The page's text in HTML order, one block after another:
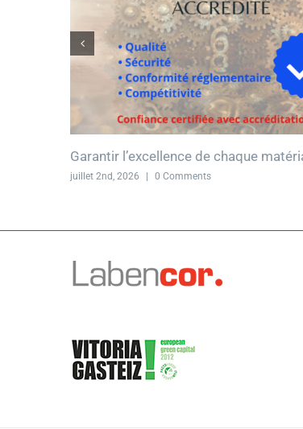
Garantir l’excellence de chaque
juillet 2nd, 2026 0 Comments